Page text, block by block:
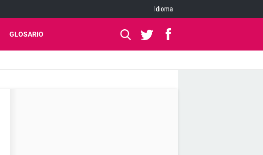
Idioma
GLOSARIO